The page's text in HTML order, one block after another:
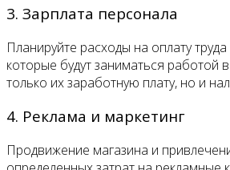
3. Зарплата персонала
Планируйте расходы на оплату
которые будут заниматься работой
только их заработную плату, но и
4. Реклама и маркетинг
Продвижение магазина и